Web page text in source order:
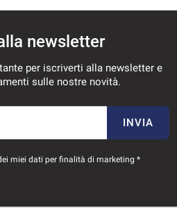
VEDI
newsletter
per iscriverti alla newsletter e
sulle nostre novità.
INVIA
miei dati per finalità di marketing *